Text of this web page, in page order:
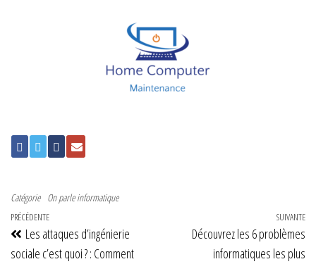
Catégorie On parle informatique
PRÉCÉDENTE
Les attaques d’ingénierie
sociale c’est quoi ? : Comment
SUIVANTE
Découvrez les 6 problèmes
informatiques les plus